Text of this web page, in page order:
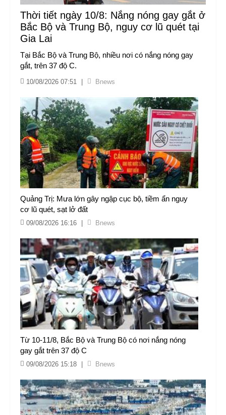
Thời tiết ngày 10/8: Nắng nóng gay gắt ở
Bắc Bộ và Trung Bộ, nguy cơ lũ quét tại
Gia Lai
Tại Bắc Bộ và Trung Bộ, nhiều nơi có nắng nóng gay
gắt, trên 37 độ C.
10/08/2026 07:51 Bnews
Quảng Trị: Mưa lớn gây ngập cục bộ, tiềm ẩn nguy
cơ lũ quét, sạt lở đất
09/08/2026 16:16 Bnews
Từ 10-11/8, Bắc Bộ và Trung Bộ có nơi nắng nóng
gay gắt trên 37 độ C
09/08/2026 15:18 Bnews